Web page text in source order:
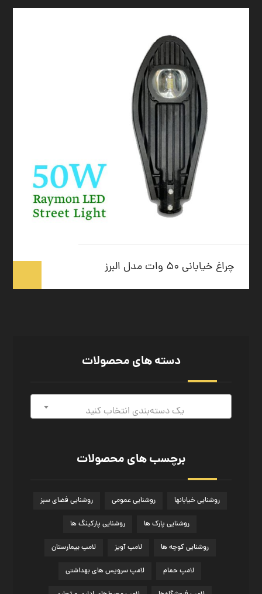
چراغ خیابانی ۵۰ وات مدل البرز
دسته های محصولات
یک دسته‌بندی انتخاب کنید
برچسب های محصولات
روشنایی خیابان­ها روشنایی عمومی روشنایی فضای سبز
روشنایی پارک ها روشنایی پارکینگ ها
روشنایی کوچه ها لامپ آویز لامپ بیمارستان
لامپ حمام لامپ سرویس های بهداشتی